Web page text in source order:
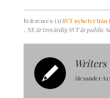
References: (1) SVT nyheter Iran
, NE är trovärdig SVT är public
Writers
Alexander A13